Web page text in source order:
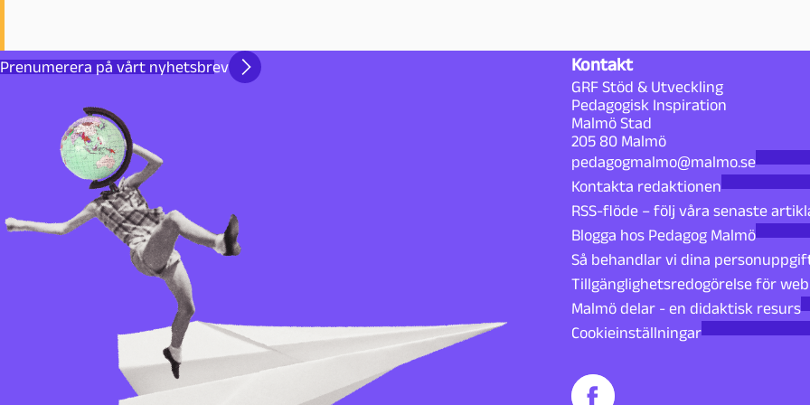
Prenumerera på vårt nyhetsbrev Kontakt
GRF Stöd & Utveckling
Pedagogisk Inspiration
Malmö Stad
205 80 Malmö
pedagogmalmo@malmo.se
Kontakta redaktionen
RSS-flöde – följ våra senaste
Blogga hos Pedagog Malmö
Så behandlar vi dina
Tillgänglighetsredogörelse för
Malmö delar - en didaktisk resurs
Cookieinställningar